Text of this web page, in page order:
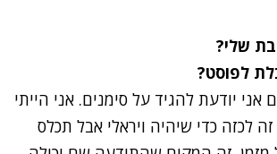
שלי?
לפוסט?
אני יודעת להגיד על סימנים. אני הייתי
לכזה כדי שיהיה ויראלי אבל תכלס